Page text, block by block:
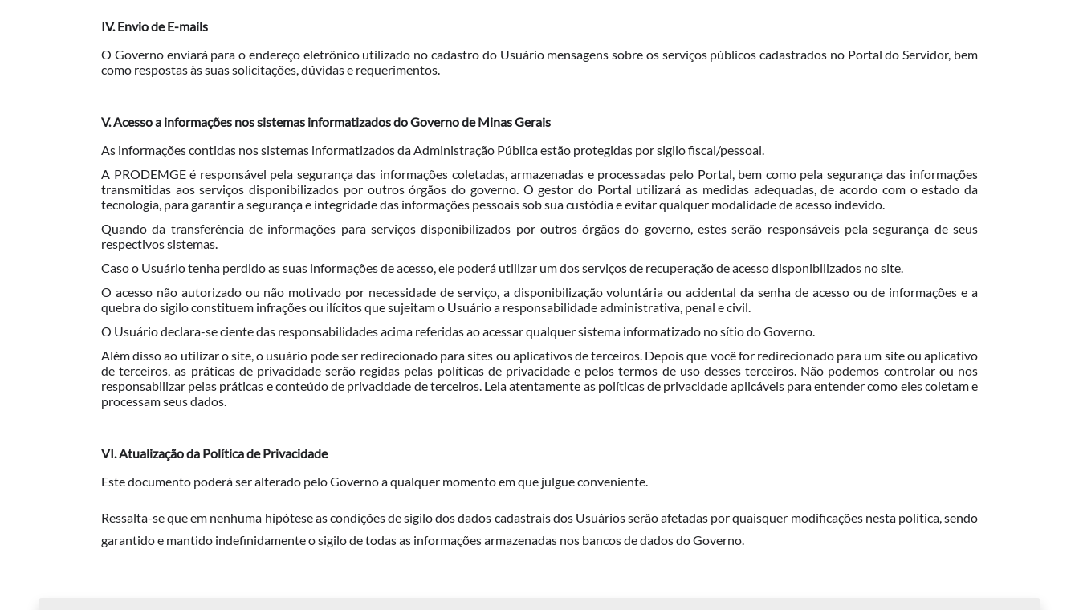
IV. Envio de E-mails
O Governo enviará para o endereço eletrônico utilizado no cadastro do Usuário mensagens sobre os serviços públicos cadastrados no Portal do Servidor, bem
como respostas às suas solicitações, dúvidas e requerimentos.
V. Acesso a informações nos sistemas informatizados do Governo de Minas Gerais
As informações contidas nos sistemas informatizados da Administração Pública estão protegidas por sigilo fiscal/pessoal.
A PRODEMGE é responsável pela segurança das informações coletadas, armazenadas e processadas pelo Portal, bem como pela segurança das informações
transmitidas aos serviços disponibilizados por outros órgãos do governo. O gestor do Portal utilizará as medidas adequadas, de acordo com o estado da
tecnologia, para garantir a segurança e integridade das informações pessoais sob sua custódia e evitar qualquer modalidade de acesso indevido.
Quando da transferência de informações para serviços disponibilizados por outros órgãos do governo, estes serão responsáveis pela segurança de seus
respectivos sistemas.
Caso o Usuário tenha perdido as suas informações de acesso, ele poderá utilizar um dos serviços de recuperação de acesso disponibilizados no site.
O acesso não autorizado ou não motivado por necessidade de serviço, a disponibilização voluntária ou acidental da senha de acesso ou de informações e a
quebra do sigilo constituem infrações ou ilícitos que sujeitam o Usuário a responsabilidade administrativa, penal e civil.
O Usuário declara-se ciente das responsabilidades acima referidas ao acessar qualquer sistema informatizado no sítio do Governo.
Além disso ao utilizar osite, o usuário pode ser redirecionado para sites ou aplicativos de terceiros. Depois que você for redirecionado para um site ou aplicativo
de terceiros, as práticas de privacidade serão regidas pelas políticas de privacidade e pelos termos de uso desses terceiros. Não podemos controlar ou nos
responsabilizar pelas práticas e conteúdo de privacidade de terceiros. Leia atentamente as políticas de privacidade aplicáveis para entender como eles coletam e
processam seus dados.
VI. Atualização da Política de Privacidade
Este documento poderá ser alterado pelo Governo a qualquer momento em que julgue conveniente.
Ressalta-se que em nenhuma hipótese as condições de sigilo dos dados cadastrais dos Usuários serão afetadas por quaisquer modificações nesta política, sendo
garantido e mantido indefinidamente o sigilo de todas as informações armazenadas nos bancos de dados do Governo.